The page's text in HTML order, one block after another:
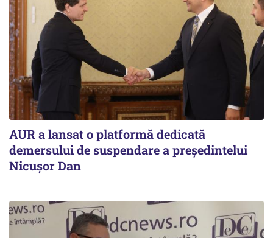
AUR a lansat o platformă dedicată
demersului de suspendare a președintelui
Nicușor Dan